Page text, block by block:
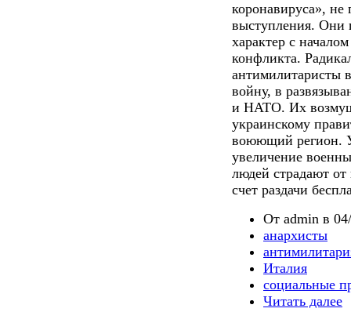
коронавируса», не
выступления. Они
характер с
конфликта.
антимилитаристы
войну, в
и НАТО. Их
украинскому
воюющий регион. У
увеличение
людей страдают
счет раздачи
От admin в
анархисты
Италия
социальные
Читать далее